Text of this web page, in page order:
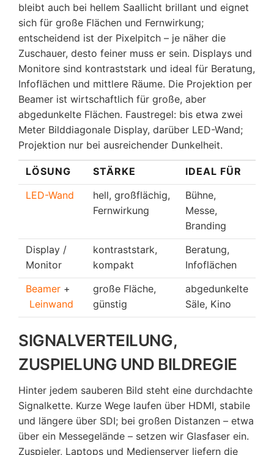
bleibt auch bei hellem Saallicht brillant und eignet
sich für große Flächen und Fernwirkung;
entscheidend ist der Pixelpitch – je näher die
Zuschauer, desto feiner muss er sein. Displays und
Monitore sind kontraststark und ideal für Beratung,
Infoflächen und mittlere Räume. Die Projektion per
Beamer ist wirtschaftlich für große, aber
abgedunkelte Flächen. Faustregel: bis etwa zwei
Meter Bilddiagonale Display, darüber LED-Wand;
Projektion nur bei ausreichender Dunkelheit.
LÖSUNG STÄRKE
IDEAL FÜR
LED-Wand
hell, großflächig,
Fernwirkung
Bühne,
Messe,
Branding
Display /
Monitor
kontraststark,
kompakt
Beratung,
Infoflächen
Beamer +
Leinwand
große Fläche,
günstig
abgedunkelte
Säle, Kino
SIGNALVERTEILUNG,
ZUSPIELUNG UND BILDREGIE
Hinter jedem sauberen Bild steht eine durchdachte
Signalkette. Kurze Wege laufen über HDMI, stabile
und längere über SDI; bei großen Distanzen – etwa
über ein Messegelände – setzen wir Glasfaser ein.
Zuspieler, Laptops und Medienserver liefern die